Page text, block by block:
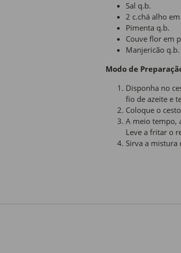
Sal q.b.
2 c.chá alho
Pimenta q.b.
Couve flor em
Manjericão q.b.
Modo de
Disponha no
fio de azeite e
Coloque o
A meio tempo,
Leve a fritar o
Sirva a mistura